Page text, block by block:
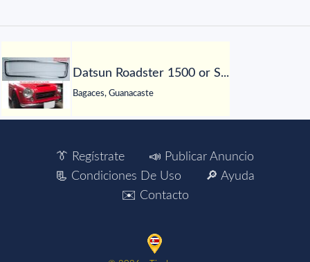
Datsun Roadster 1500 or S...
Bagaces, Guanacaste
👔 Regístrate
📣 Publicar Anuncio
📃 Condiciones De Uso
🔎 Ayuda
✉️ Contacto